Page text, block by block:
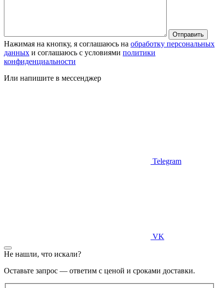
Нажимая на кнопку, я соглашаюсь на обработку персональных
данных и соглашаюсь с условиями политики
конфиденциальности
Или напишите в мессенджер
Telegram
VK
Не нашли, что искали?
Оставьте запрос — ответим с ценой и сроками доставки.